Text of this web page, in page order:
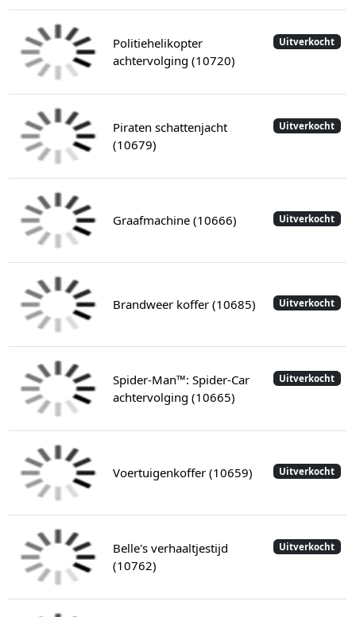
Uitverkocht
Politiehelikopter
achtervolging (10720)
Uitverkocht
Piraten schattenjacht
(10679)
Uitverkocht
Graafmachine (10666)
Uitverkocht
Brandweer koffer (10685)
Uitverkocht
Spider-Man™: Spider-Car
achtervolging (10665)
Uitverkocht
Voertuigenkoffer (10659)
Uitverkocht
Belle's verhaaltjestijd
(10762)